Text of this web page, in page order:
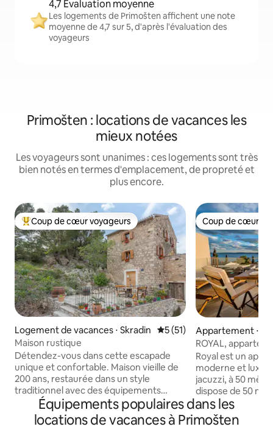
4,7 Évaluation moyenne
Les logements de Primošten affichent une note
moyenne de 4,7 sur 5, d'après l'évaluation des
voyageurs
Primošten : locations de vacances les
mieux notées
Les voyageurs sont unanimes : ces logements sont très
bien notés en termes d'emplacement, de propreté et
plus encore.
Coups de cœur voyageurs les plus appréciés
Coup de cœur voyageurs
Logement de vacances ⋅ Skradin Évaluation moyenne sur la
5 (51)
Maison rustique
Détendez-vous dans cette escapade
unique et confortable. Maison vieille de
200 ans, restaurée dans un style
traditionnel avec des équipements
modernes. Entièrement climatisé et
avec connexion Wi-Fi gratuite et
télévision avec chaîne Netflix. Le
Coup de cœur
Coup de cœur
Appartement ⋅
ROYAL,
la mer et jacuzzi
Royal est un
moderne et
jacuzzi, à 50
dispose de 50
terrasse de 30
comprend 2
cuisine
Équipements populaires dans les
locations de vacances à Primošten